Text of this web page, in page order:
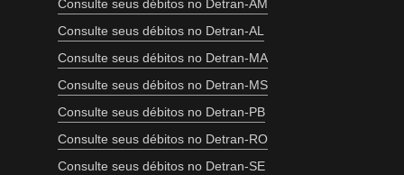
Consulte seus débitos no Detran-AM
Consulte seus débitos no Detran-AL
Consulte seus débitos no Detran-MA
Consulte seus débitos no Detran-MS
Consulte seus débitos no Detran-PB
Consulte seus débitos no Detran-RO
Consulte seus débitos no Detran-SE